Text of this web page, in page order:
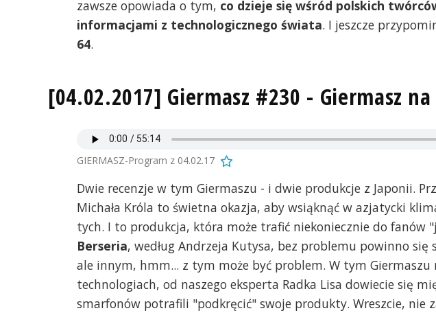
zawsze opowiada o tym, co dzieje się wśród polskich
informacjami z technologicznego świata. I jeszcze
64.
[04.02.2017] Giermasz #230 - Giermasz
GIERMASZ-Program z 04.02.17
Dwie recenzje w tym Giermaszu - i dwie produkcje z Japonii.
Michała Króla to świetna okazja, aby wsiąknąć w azjatycki
tych. I to produkcja, która może trafić niekoniecznie do fanów
Berseria, według Andrzeja Kutysa, bez problemu powinno się
ale innym, hmm... z tym może być problem. W tym
technologiach, od naszego eksperta Radka Lisa dowiecie się
smarfonów potrafili "podkręcić" swoje produkty. Wreszcie, nie